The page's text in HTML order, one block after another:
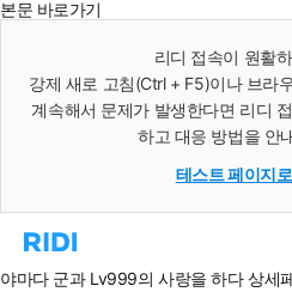
본문 바로가기
리디 접속이 원활
강제 새로 고침(Ctrl + F5)이나 브라
계속해서 문제가 발생한다면 리디
하고 대응 방법을 안
테스트 페이지
리
홈
야마다 군과 Lv999의 사랑을 하다 상세